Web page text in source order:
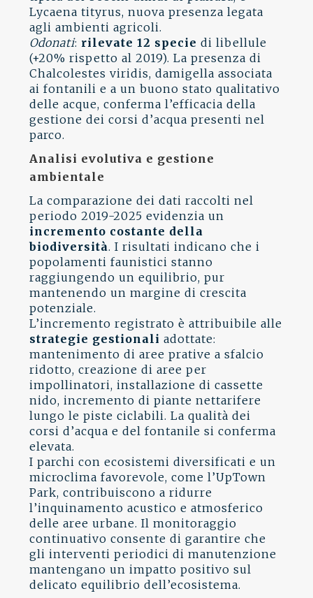
Lycaena tityrus, nuova presenza legata
agli ambienti agricoli.
Odonati: rilevate 12 specie di libellule
(+20% rispetto al 2019). La presenza di
Chalcolestes viridis, damigella associata
ai fontanili e a un buono stato qualitativo
delle acque, conferma l’efficacia della
gestione dei corsi d’acqua presenti nel
parco.
Analisi evolutiva e gestione
ambientale
La comparazione dei dati raccolti nel
periodo 2019-2025 evidenzia un
incremento costante della
biodiversità. I risultati indicano che i
popolamenti faunistici stanno
raggiungendo un equilibrio, pur
mantenendo un margine di crescita
potenziale.
L’incremento registrato è attribuibile alle
strategie gestionali adottate:
mantenimento di aree prative a sfalcio
ridotto, creazione di aree per
impollinatori, installazione di cassette
nido, incremento di piante nettarifere
lungo le piste ciclabili. La qualità dei
corsi d’acqua e del fontanile si conferma
elevata.
I parchi con ecosistemi diversificati e un
microclima favorevole, come l’UpTown
Park, contribuiscono a ridurre
l’inquinamento acustico e atmosferico
delle aree urbane. Il monitoraggio
continuativo consente di garantire che
gli interventi periodici di manutenzione
mantengano un impatto positivo sul
delicato equilibrio dell’ecosistema.